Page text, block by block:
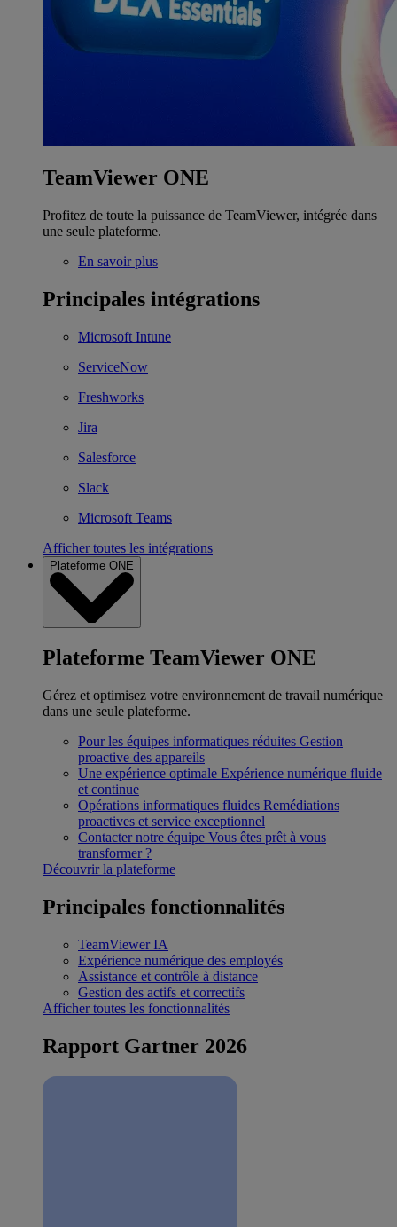
TeamViewer ONE
Profitez de toute la puissance de TeamViewer, intégrée dans
une seule plateforme.
En savoir plus
Principales intégrations
Microsoft Intune
ServiceNow
Freshworks
Jira
Salesforce
Slack
Microsoft Teams
Afficher toutes les intégrations
Plateforme ONE
Plateforme TeamViewer ONE
Gérez et optimisez votre environnement de travail numérique
dans une seule plateforme.
Pour les équipes informatiques réduites Gestion
proactive des appareils
Une expérience optimale Expérience numérique fluide
et continue
Opérations informatiques fluides Remédiations
proactives et service exceptionnel
Contacter notre équipe Vous êtes prêt à vous
transformer ?
Découvrir la plateforme
Principales fonctionnalités
TeamViewer IA
Expérience numérique des employés
Assistance et contrôle à distance
Gestion des actifs et correctifs
Afficher toutes les fonctionnalités
Rapport Gartner 2026